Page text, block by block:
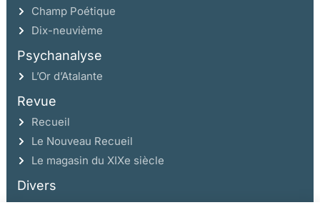
Champ Poétique
Dix-neuvième
Psychanalyse
L’Or d’Atalante
Revue
Recueil
Le Nouveau Recueil
Le magasin du XIXe siècle
Divers